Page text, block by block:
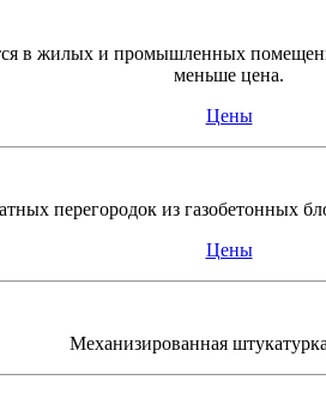
в жилых и промышленных
меньше цена.
Цены
перегородок из газобетонных
Цены
Механизированная